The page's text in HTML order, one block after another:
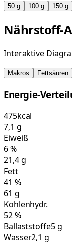
50 g 100 g 150 g
Nährstoff-
Interaktive
Makros Fettsäuren
Energie-
475kcal
7,1 g
Eiweiß
6%
21,4g
Fett
41 %
61 g
Kohlenhydr.
52%
Ballaststoffe5 g
Wasser2,1 g